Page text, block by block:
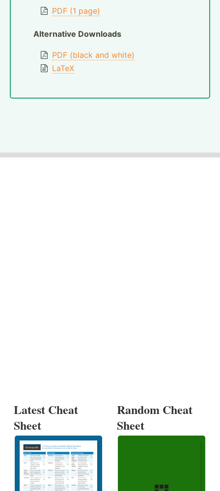
PDF (1 page)
Alternative Downloads
PDF (black and white)
LaTeX
Latest Cheat
Sheet
Random Cheat
Sheet